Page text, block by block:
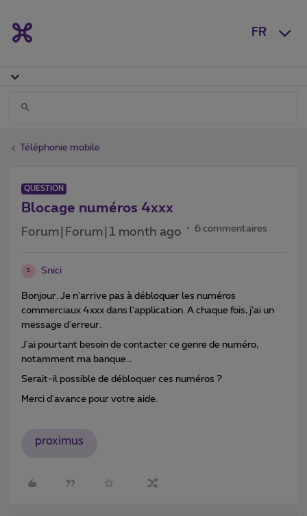
FR
Téléphonie mobile
QUESTION
Blocage numéros 4xxx
Forum|Forum|1 month ago 6 commentaires
S Snici
Bonjour. Je n'arrive pas à débloquer les numéros
commerciaux 4xxx dans l'application. A chaque fois, j'ai un
message d'erreur.
J'ai pourtant besoin de contacter ce genre de numéro,
notamment ma banque…
Serait-il possible de débloquer ces numéros ?
Merci d'avance pour votre aide.
proximus